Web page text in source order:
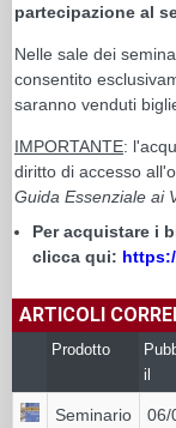
partecipazione al
Nelle sale dei
consentito
saranno venduti
IMPORTANTE:
diritto di accesso
Guida Essenziale ai
Per acquistare i
clicca qui:
ARTICOLI
Prodotto
il
Seminario
06/